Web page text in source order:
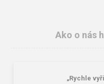
Ako o nás
„Rychle